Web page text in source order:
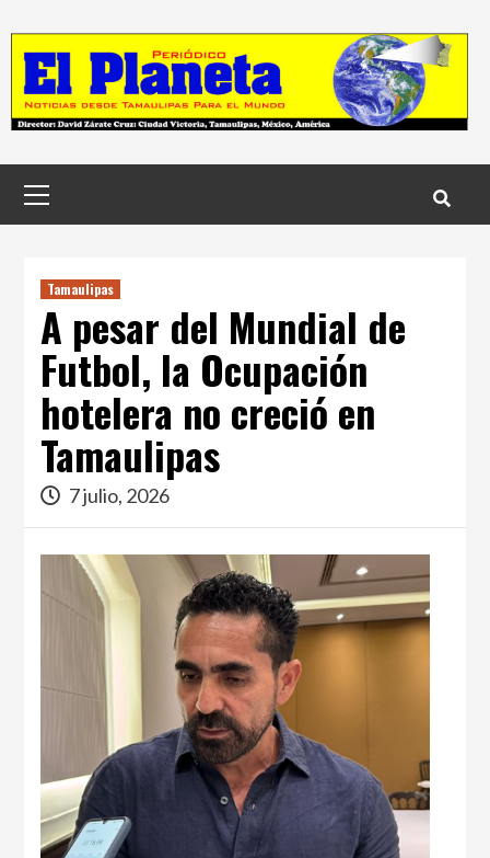
to
content
principal
Tamaulipas
A pesar del Mundial de
Futbol, la Ocupación
hotelera no creció en
Tamaulipas
7 julio, 2026